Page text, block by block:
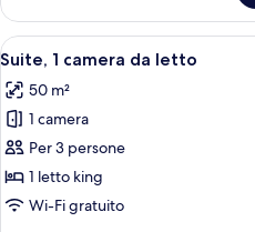
Superior,
letti
Apri
tutte
le
foto
per
Suite,
1
7
Suite, 1 camera da letto
50 m²
1 camera
Per 3 persone
1 letto king
Wi-Fi gratuito